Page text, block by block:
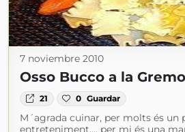
7 noviembre 2010
Osso Bucco a la
21 0 Guardar
M´agrada cuinar, per molts és un
entreteniment.... per mi és una